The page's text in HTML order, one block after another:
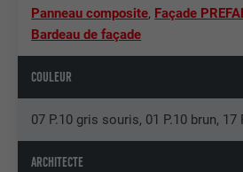
Panneau composite, Façade
Bardeau de façade
COULEUR
07 P.10 gris souris, 01 P.10 brun, 17
ARCHITECTE